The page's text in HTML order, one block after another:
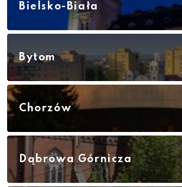
Bielsko-Biała
Bytom
Chorzów
Dąbrowa Górnicza